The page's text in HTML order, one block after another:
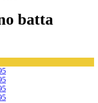
batta